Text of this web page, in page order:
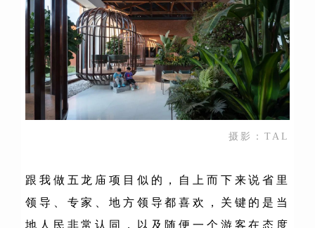
摄影：TAL
跟我做五龙庙项目似的，自上而下来说省里
领导、专家、地方领导都喜欢，关键的是当
地人民非常认同，以及随便一个游客在态度